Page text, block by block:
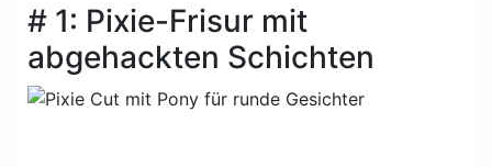
# 1: Pixie-Frisur mit
abgehackten Schichten